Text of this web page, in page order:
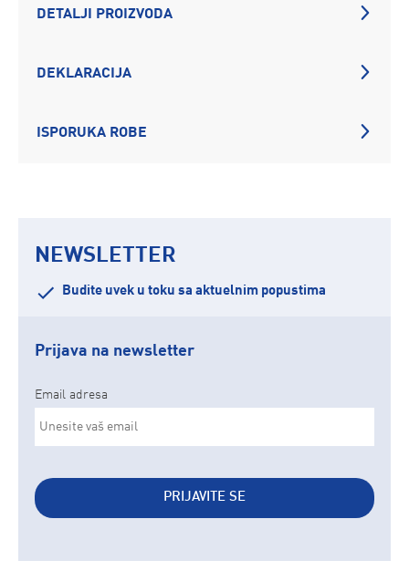
DETALJI PROIZVODA
DEKLARACIJA
ISPORUKA ROBE
NEWSLETTER
Budite uvek u toku sa aktuelnim popustima
Prijava na newsletter
Email adresa
PRIJAVITE SE